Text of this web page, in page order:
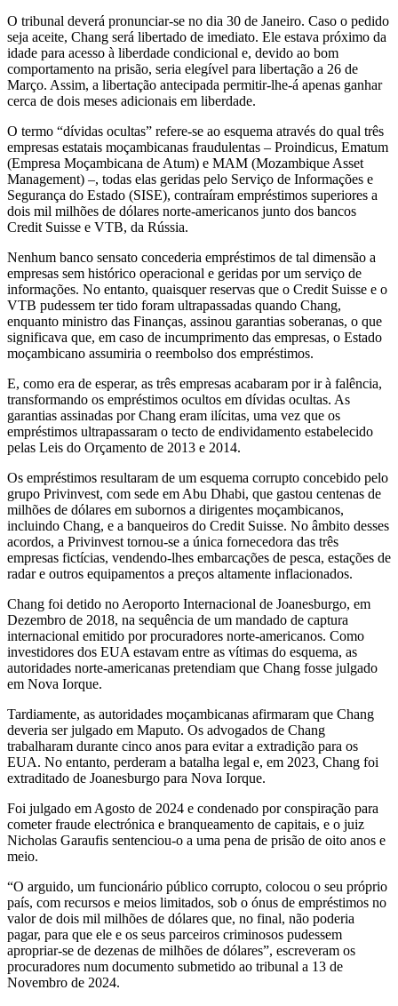
O tribunal deverá pronunciar-se no dia 30 de Janeiro. Caso o pedido
seja aceite, Chang será libertado de imediato. Ele estava próximo da
idade para acesso à liberdade condicional e, devido ao bom
comportamento na prisão, seria elegível para libertação a 26 de
Março. Assim, a libertação antecipada permitir-lhe-á apenas ganhar
cerca de dois meses adicionais em liberdade.
O termo “dívidas ocultas” refere-se ao esquema através do qual três
empresas estatais moçambicanas fraudulentas – Proindicus, Ematum
(Empresa Moçambicana de Atum) e MAM (Mozambique Asset
Management) –, todas elas geridas pelo Serviço de Informações e
Segurança do Estado (SISE), contraíram empréstimos superiores a
dois mil milhões de dólares norte-americanos junto dos bancos
Credit Suisse e VTB, da Rússia.
Nenhum banco sensato concederia empréstimos de tal dimensão a
empresas sem histórico operacional e geridas por um serviço de
informações. No entanto, quaisquer reservas que o Credit Suisse e o
VTB pudessem ter tido foram ultrapassadas quando Chang,
enquanto ministro das Finanças, assinou garantias soberanas, o que
significava que, em caso de incumprimento das empresas, o Estado
moçambicano assumiria o reembolso dos empréstimos.
E, como era de esperar, as três empresas acabaram por ir à falência,
transformando os empréstimos ocultos em dívidas ocultas. As
garantias assinadas por Chang eram ilícitas, uma vez que os
empréstimos ultrapassaram o tecto de endividamento estabelecido
pelas Leis do Orçamento de 2013 e 2014.
Os empréstimos resultaram de um esquema corrupto concebido pelo
grupo Privinvest, com sede em Abu Dhabi, que gastou centenas de
milhões de dólares em subornos a dirigentes moçambicanos,
incluindo Chang, e a banqueiros do Credit Suisse. No âmbito desses
acordos, a Privinvest tornou-se a única fornecedora das três
empresas fictícias, vendendo-lhes embarcações de pesca, estações de
radar e outros equipamentos a preços altamente inflacionados.
Chang foi detido no Aeroporto Internacional de Joanesburgo, em
Dezembro de 2018, na sequência de um mandado de captura
internacional emitido por procuradores norte-americanos. Como
investidores dos EUA estavam entre as vítimas do esquema, as
autoridades norte-americanas pretendiam que Chang fosse julgado
em Nova Iorque.
Tardiamente, as autoridades moçambicanas afirmaram que Chang
deveria ser julgado em Maputo. Os advogados de Chang
trabalharam durante cinco anos para evitar a extradição para os
EUA. No entanto, perderam a batalha legal e, em 2023, Chang foi
extraditado de Joanesburgo para Nova Iorque.
Foi julgado em Agosto de 2024 e condenado por conspiração para
cometer fraude electrónica e branqueamento de capitais, e o juiz
Nicholas Garaufis sentenciou-o a uma pena de prisão de oito anos e
meio.
“O arguido, um funcionário público corrupto, colocou o seu próprio
país, com recursos e meios limitados, sob o ónus de empréstimos no
valor de dois mil milhões de dólares que, no final, não poderia
pagar, para que ele e os seus parceiros criminosos pudessem
apropriar-se de dezenas de milhões de dólares”, escreveram os
procuradores num documento submetido ao tribunal a 13 de
Novembro de 2024.